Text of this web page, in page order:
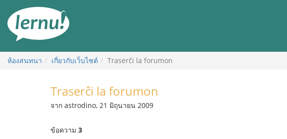
สารบัญ
ห้องสนทนา เกี่ยวกับเว็บไซต์ Traserĉi la forumon
Traserĉi la forumon
จาก astrodino, 21 มิถุนายน 2009
ข้อความ 3